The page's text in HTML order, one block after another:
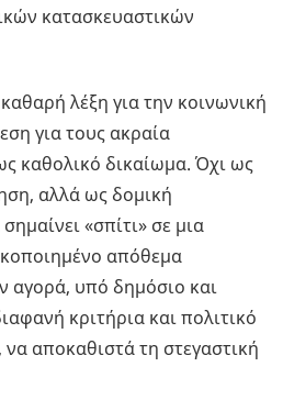
κατασκευαστικών
λέξη για την κοινωνική
για τους ακραία
καθολικό δικαίωμα. Όχι ως
αλλά ως δομική
«σπίτι» σε μια
απόθεμα
αγορά, υπό δημόσιο και
κριτήρια και πολιτικό
αποκαθιστά τη στεγαστική